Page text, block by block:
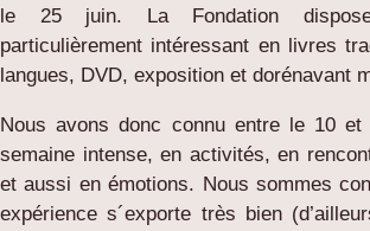
le 25 juin. La Fondation
particulièrement intéressant en livres
langues, DVD, exposition et dorénavant
Nous avons donc connu entre le 10
semaine intense, en activités, en
et aussi en émotions. Nous sommes
expérience s´exporte très bien